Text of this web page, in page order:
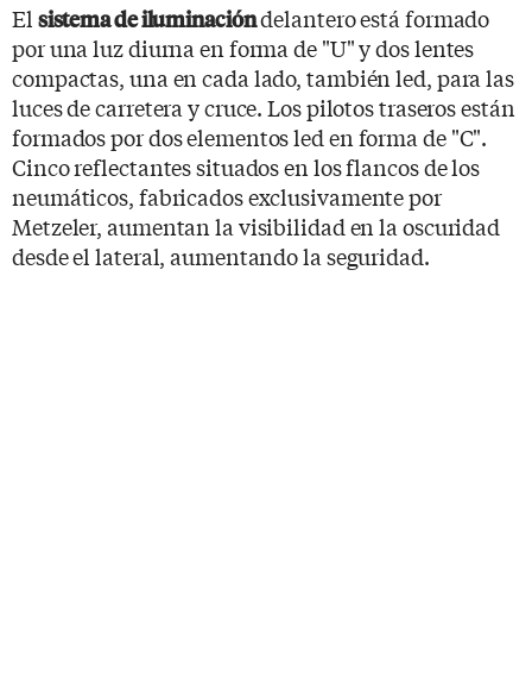
El sistema de iluminacióndelantero está formado
por una luz diurna en forma de "U" y dos lentes
compactas, una en cada lado, también led, para las
luces de carretera y cruce. Los pilotos traseros están
formados por dos elementos led en forma de "C".
Cinco reflectantes situados en los flancos de los
neumáticos, fabricados exclusivamente por
Metzeler, aumentan la visibilidad en la oscuridad
desde el lateral, aumentando la seguridad.